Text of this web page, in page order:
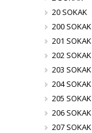
20 SOKAK
200 SOKAK
201 SOKAK
202 SOKAK
203 SOKAK
204 SOKAK
205 SOKAK
206 SOKAK
207 SOKAK